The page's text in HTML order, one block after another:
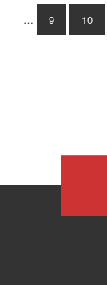
… 9 10